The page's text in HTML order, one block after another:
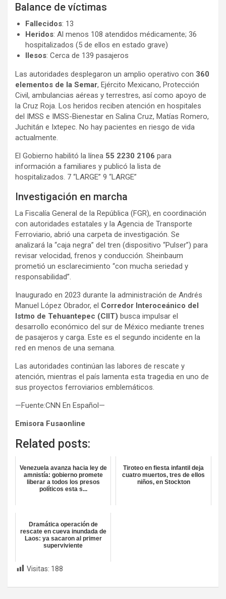
Balance de víctimas
Fallecidos: 13
Heridos: Al menos 108 atendidos médicamente; 36
hospitalizados (5 de ellos en estado grave)
Ilesos: Cerca de 139 pasajeros
Las autoridades desplegaron un amplio operativo con 360
elementos de la Semar, Ejército Mexicano, Protección
Civil, ambulancias aéreas y terrestres, así como apoyo de
la Cruz Roja. Los heridos reciben atención en hospitales
del IMSS e IMSS-Bienestar en Salina Cruz, Matías Romero,
Juchitán e Ixtepec. No hay pacientes en riesgo de vida
actualmente.
El Gobierno habilitó la línea 55 2230 2106 para
información a familiares y publicó la lista de
hospitalizados. 7 “LARGE” 9 “LARGE”
Investigación en marcha
La Fiscalía General de la República (FGR), en coordinación
con autoridades estatales y la Agencia de Transporte
Ferroviario, abrió una carpeta de investigación. Se
analizará la “caja negra” del tren (dispositivo “Pulser”) para
revisar velocidad, frenos y conducción. Sheinbaum
prometió un esclarecimiento “con mucha seriedad y
responsabilidad”.
Inaugurado en 2023 durante la administración de Andrés
Manuel López Obrador, el Corredor Interoceánico del
Istmo de Tehuantepec (CIIT) busca impulsar el
desarrollo económico del sur de México mediante trenes
de pasajeros y carga. Este es el segundo incidente en la
red en menos de una semana.
Las autoridades continúan las labores de rescate y
atención, mientras el país lamenta esta tragedia en uno de
sus proyectos ferroviarios emblemáticos.
—Fuente:CNN En Español—
Emisora Fusaonline
Related posts:
Venezuela avanza hacia ley de
amnistía: gobierno promete
liberar a todos los presos
políticos esta s...
Tiroteo en fiesta infantil deja
cuatro muertos, tres de ellos
niños, en Stockton
Dramática operación de
rescate en cueva inundada de
Laos: ya sacaron al primer
superviviente
Visitas: 188